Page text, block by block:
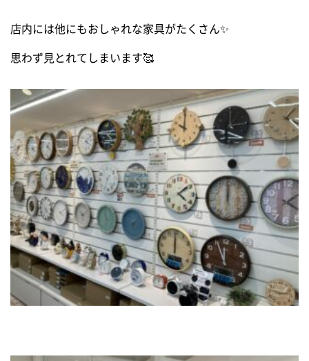
店内には他にもおしゃれな家具がたくさん✨
思わず見とれてしまいます🥰